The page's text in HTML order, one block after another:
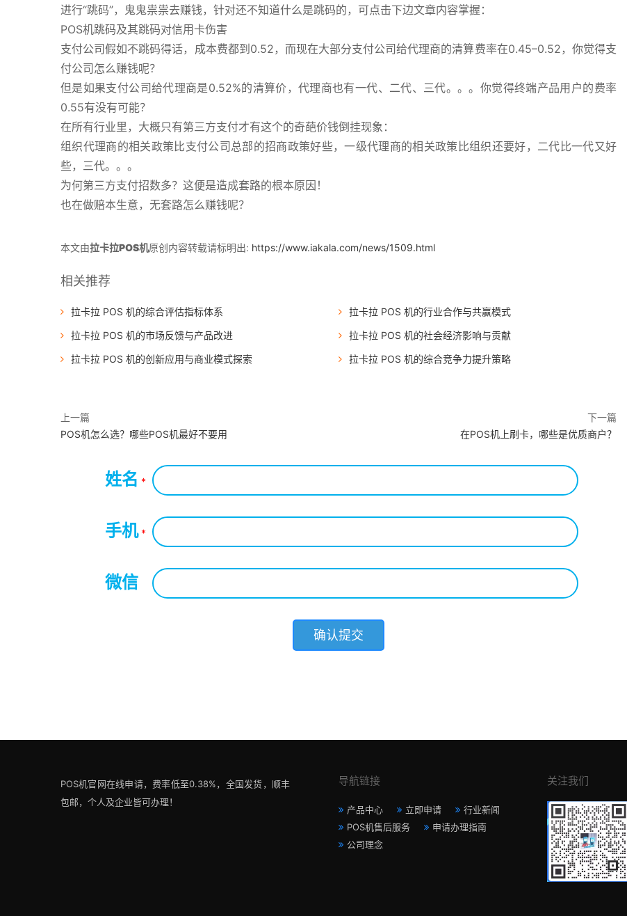
进行“跳码”，鬼鬼祟祟去赚钱，针对还不知道什么是跳码的，可点击下边文章内容掌握：
POS机跳码及其跳码对信用卡伤害
支付公司假如不跳码得话，成本费都到0.52，而现在大部分支付公司给代理商的清算费率在0.45–0.52，你觉得支
付公司怎么赚钱呢？
但是如果支付公司给代理商是0.52%的清算价，代理商也有一代、二代、三代。。。你觉得终端产品用户的费率
0.55有没有可能？
在所有行业里，大概只有第三方支付才有这个的奇葩价钱倒挂现象：
组织代理商的相关政策比支付公司总部的招商政策好些，一级代理商的相关政策比组织还要好，二代比一代又好
些，三代。。。
为何第三方支付招数多？这便是造成套路的根本原因！
也在做赔本生意，无套路怎么赚钱呢？
本文由拉卡拉POS机原创内容转载请标明出: https://www.iakala.com/news/1509.html
相关推荐
拉卡拉 POS 机的综合评估指标体系
拉卡拉 POS 机的行业合作与共赢模式
拉卡拉 POS 机的市场反馈与产品改进
拉卡拉 POS 机的社会经济影响与贡献
拉卡拉 POS 机的创新应用与商业模式探索
拉卡拉 POS 机的综合竞争力提升策略
上一篇
POS机怎么选？哪些POS机最好不要用
下一篇
在POS机上刷卡，哪些是优质商户？
姓名 *
手机*
微信
POS机官网在线申请，费率低至0.38%，全国发货，顺丰
包邮，个人及企业皆可办理！
导航链接
产品中心 立即申请
行业新闻
POS机售后服务
申请办理指南
公司理念
关注我们